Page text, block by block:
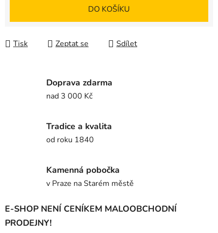
DO KOŠÍKU
Tisk Zeptat se Sdílet
Doprava zdarma
nad 3 000 Kč
Tradice a kvalita
od roku 1840
Kamenná pobočka
v Praze na Starém městě
E-SHOP NENÍ CENÍKEM MALOOBCHODNÍ
PRODEJNY!